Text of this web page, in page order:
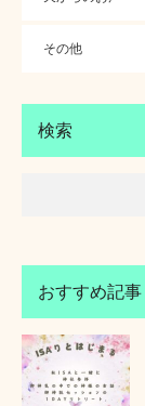
その他
検索
おすすめ記事